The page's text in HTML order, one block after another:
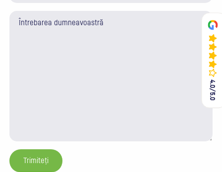
4.0/5.0
4.0/5.0